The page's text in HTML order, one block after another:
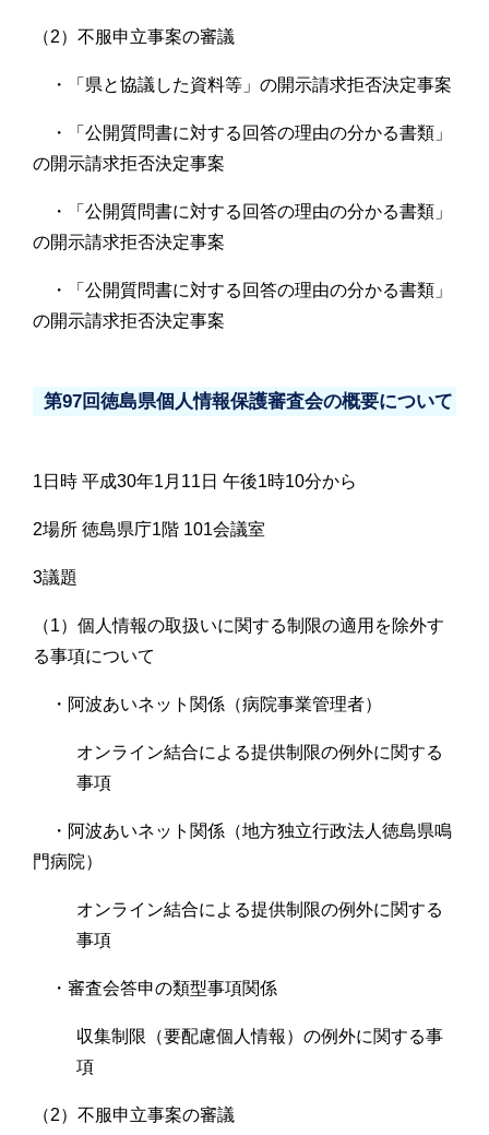
（2）不服申立事案の審議
・「県と協議した資料等」の開示請求拒否決定事案
・「公開質問書に対する回答の理由の分かる書類」
の開示請求拒否決定事案
・「公開質問書に対する回答の理由の分かる書類」
の開示請求拒否決定事案
・「公開質問書に対する回答の理由の分かる書類」
の開示請求拒否決定事案
第97回徳島県個人情報保護審査会の概要について
1日時 平成30年1月11日 午後1時10分から
2場所 徳島県庁1階 101会議室
3議題
（1）個人情報の取扱いに関する制限の適用を除外す
る事項について
・阿波あいネット関係（病院事業管理者）
オンライン結合による提供制限の例外に関する
事項
・阿波あいネット関係（地方独立行政法人徳島県鳴
門病院）
オンライン結合による提供制限の例外に関する
事項
・審査会答申の類型事項関係
収集制限（要配慮個人情報）の例外に関する事
項
（2）不服申立事案の審議